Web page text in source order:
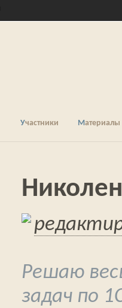
Участники Материалы
Решаю
задач по